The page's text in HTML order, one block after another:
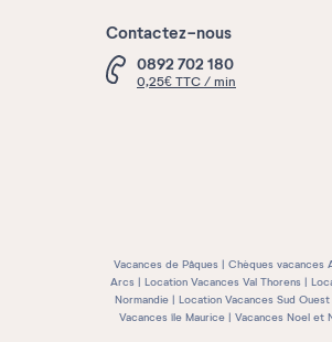
Contactez-nous
0892 702 180
0,25€ TTC / min
Vacances de Pâques Chèques vacances
Arcs
Location Vacances Val Thorens
Normandie
Location Vacances Sud Ouest
Vacances île Maurice
Vacances Noel et